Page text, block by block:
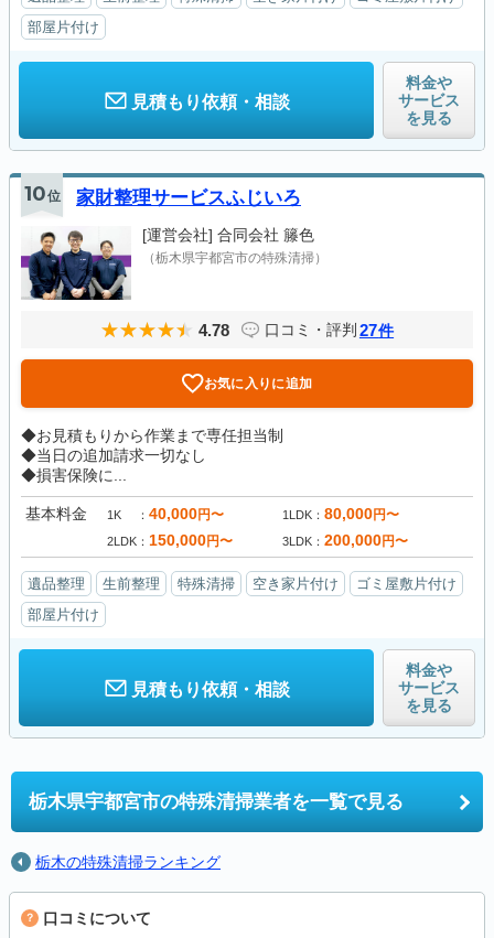
部屋片付け
見積もり依頼・相談
料金や
サービス
を見る
10位 家財整理サービスふじいろ
[運営会社] 合同会社 籐色
（栃木県宇都宮市の特殊清掃）
4.78 口コミ・評判 27件
お気に入りに追加
◆お見積もりから作業まで専任担当制
◆当日の追加請求一切なし
◆損害保険に...
基本料金 1K 40,000円〜 1LDK 80,000円〜
2LDK 150,000円〜 3LDK 200,000円〜
遺品整理 生前整理 特殊清掃 空き家片付け
ゴミ屋敷片付け
部屋片付け
見積もり依頼・相談
料金や
サービス
を見る
栃木県宇都宮市の特殊清掃業者を一覧で見る
栃木の特殊清掃ランキング
口コミについて